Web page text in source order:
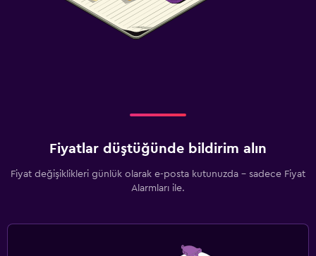
Fiyatlar düştüğünde bildirim alın
Fiyat değişiklikleri günlük olarak e-posta kutunuzda - sadece Fiyat
Alarmları ile.